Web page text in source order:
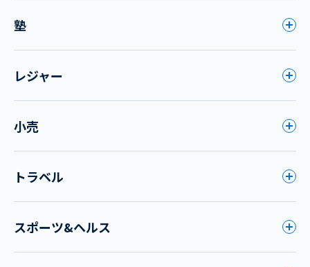
塾
レジャー
小売
トラベル
スポーツ&ヘルス